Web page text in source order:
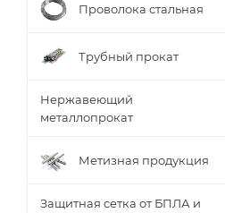
Проволока стальная
Трубный прокат
Нержавеющий
металлопрокат
Метизная продукция
Защитная сетка от БПЛА и